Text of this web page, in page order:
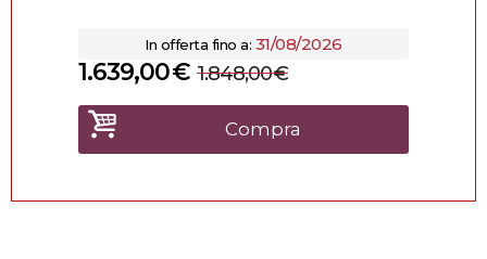
In offerta fino a: 31/08/2026
€
1.639,00 €
1.848,00
Compra